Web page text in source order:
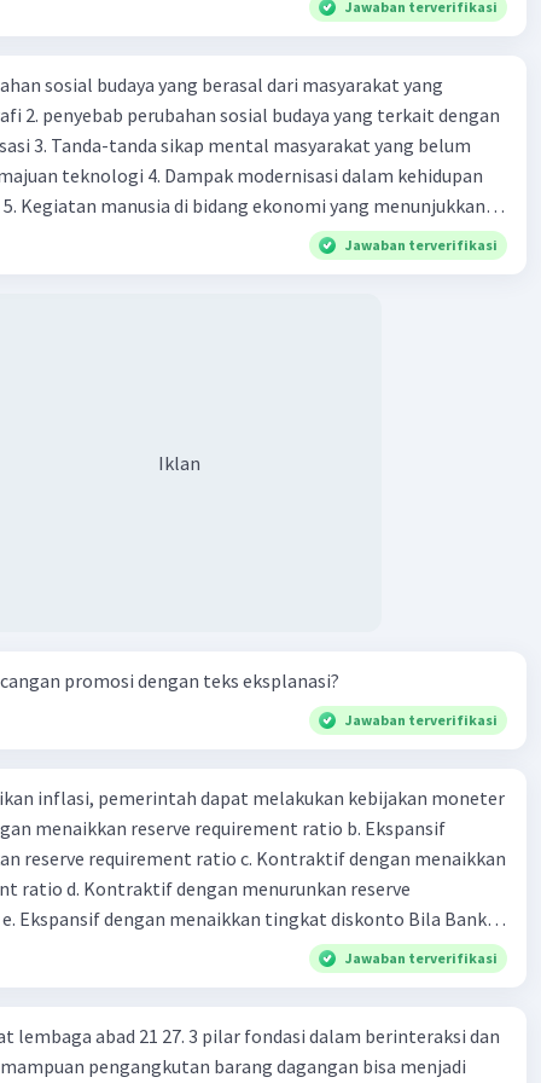
Jawaban terverifikasi
sosial budaya yang berasal dari masyarakat yang
2. penyebab perubahan sosial budaya yang terkait dengan
3. Tanda-tanda sikap mental masyarakat yang belum
teknologi 4. Dampak modernisasi dalam kehidupan
Kegiatan manusia di bidang ekonomi yang menunjukkan
modernisasi 6. Contoh pengaruh modernisasi di bidang ilmu
pendidikan terhadap pola pikir masyarakat 7. Konsep
sebuah benda bisa dikatakan sebagai uang 14. maksud token
non bank yang memiliki fungsi sebagai penggerak investasi
dan memasukan surat berharga 24. Nama lembaga
Jawaban terverifikasi
Iklan
promosi dengan teks eksplanasi?
Jawaban terverifikasi
inflasi, pemerintah dapat melakukan kebijakan moneter
menaikkan reserve requirement ratio b. Ekspansif
reserve requirement ratio c. Kontraktif dengan menaikkan
ratio d. Kontraktif dengan menurunkan reserve
dengan menaikkan tingkat diskonto Bila Bank
kebijakan moneter ekspansif, ceteris paribus maka .... a.
di mana bentuk kurva jumlah uang beredar (penawaran
(penawaran uang) naik dari kiri bawah ke kanan atas
di mana bentuk kurva jumlah uang beredar
Jawaban terverifikasi
lembaga abad 21 27. 3 pilar fondasi dalam berinteraksi dan
pengangkutan barang dagangan bisa menjadi